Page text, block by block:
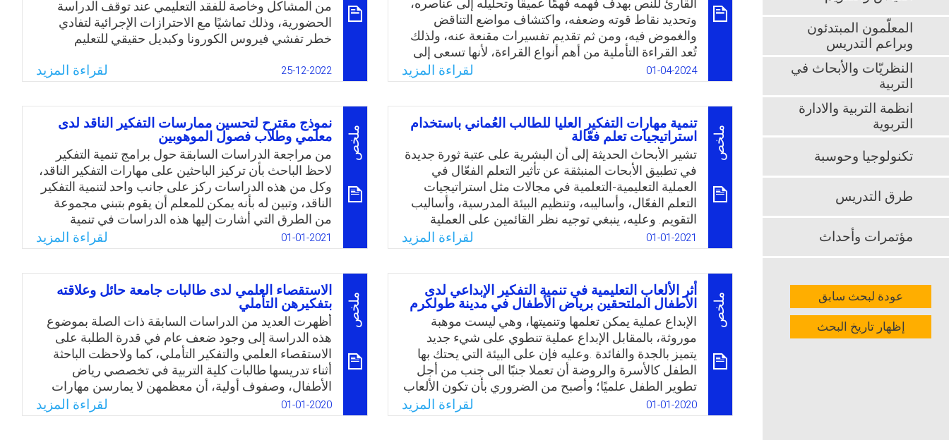
القارئ للنص بهدف فهمه فهمًا عميقًا وتحليله إلى عناصره،
وتحديد نقاط قوته وضعفه، واكتشاف مواضع التناقض
والغموض فيه، ومن ثم تقديم تفسيرات مقنعة عنه، ولذلك
تُعد القراءة التأملية من أهم أنواع القراءة، لأنها تسعى إلى
تنمية مهارات التفكير العليا، ولا تقتصر على المعاني
الصريحة للنص، ولكن تسعى للوصول إلى خفايا النص وما
وراء السطور.
WhatsApp
Facebook
Twitter
Email
01-04-2024 لقراءة المزيد
من المشاكل وخاصة للفقد التعليمي عند توقف الدراسة
الحضورية، وذلك تماشيًا مع الاحترازات الإجرائية لتفادي
خطر تفشي فيروس الكورونا وكبديل حقيقي للتعليم
تربط بين المعارف النظرية والتطبيقات العملية، واستخدام
وسائل التكنولوجيا تمنح القدرة في تنمية مهارات التفكير
العليا وتقريب المفاهيم الرمزية المجردة لاذهان الطلبة مما
يسهم في جودة المخرجات التعليمية. وعليه، تعتبر اتجاهات
الطلبة نحو التعليم الإلكتروني واختباراته في غاية الأهمية،
ويُعد قياسها مؤشرًا مهمًا للتحصيل الدراسي، ولذلك سعت
الدراسة الحالية إلى بناء مقياس اتجاهات الطلبة نحو
الإختبارات الإلكترونية بجامعة أم القرى.
WhatsApp
Facebook
Twitter
Email
25-12-2022 لقراءة المزيد
ملخص
تنمية مهارات التفكير العليا للطالب العُماني باستخدام
استراتيجيات تعلم فعّالة
تشير الأبحاث الحديثة إلى أن البشرية على عتبة ثورة جديدة
في تطبيق الأبحات المنبثقة عن تأثير التعلم الفعّال في
العملية التعليمية-التعلمية في مجالات مثل استراتيجيات
التعلم الفعًال، وأساليبه، وتنظيم البيئة المدرسية، وأساليب
التقويم. وعليه، ينبغي توجيه نظر القائمين على العملية
التعليمية بالاهتمام باستراتيجيات التعلم الفعًال لما لها من أثر
على مهارات التفكير العليا والتي تتمثل بكل من تحديد
السبب الرئيس للمشكلة، والتنبؤ بالفرضيات، وتحليل
الإجراءات الخطأ، وتقييم النقاش، والتوصل للاستنتاج
المناسب، وتقديم التفسير المنطقي. وعليه، هنالك أهمية
لإعادة صياغة وتعليم المقررات الدراسية وخاصة في كليات
التربية وتطويرها، لتقديم خريجين قادرين على التدريس
وفق استراتيجيات التعلم الفعّالة.
WhatsApp
Facebook
Twitter
Email
01-01-2021 لقراءة المزيد
ملخص
نموذج مقترح لتحسين ممارسات التفكير الناقد لدى
معلمي وطلاب فصول الموهوبين
من مراجعة الدراسات السابقة حول برامج تنمية التفكير
لاحظ الباحث بأن تركيز الباحثين على مهارات التفكير الناقد،
وكل من هذه الدراسات ركز على جانب واحد لتنمية التفكير
الناقد، وتبين له بأنه يمكن للمعلم أن يقوم بتبني مجموعة
من الطرق التي أشارت إليها هذه الدراسات في تنمية
التفكير الناقد بشرط إعداده وتحسين مهاراته، لذلك
فالتركيز على المعلم وتحسين مهاراته سيعمل على تلبية ما
توصلت إليه الدراسات السابقة، وعلى حد علمه فإن هذه
الدراسات لم تتطرق للتفكير الناقد لدى فئة معلمي وطلاب
فصول الموهوبين، لذلك تم التركيز بهذه الدراسة على تقديم
نموذج مقترح لتحسين ممارسات التفكير الناقد لدى معلمي
وطلاب فصول الموهوبين.
WhatsApp
Facebook
Twitter
Email
01-01-2021 لقراءة المزيد
ملخص
أثر الألعاب التعليمية في تنمية التفكير الإبداعي لدى
الأطفال الملتحقين برياض الأطفال في مدينة طولكرم
الإبداع عملية يمكن تعلمها وتنميتها، وهي ليست موهبة
موروثة، بالمقابل الإبداع عملية تنطوي على شيء جديد
يتميز بالجدة والفائدة .وعليه فإن على البيئة التي يحتك بها
الطفل كالأسرة والروضة أن تعملا جنبًا الى جنب من أجل
تطوير الطفل علميًا؛ وأصبح من الضروري بأن تكون الألعاب
التعليمية أداة حاضرة بقوة في العملية التعليمية، لما لها من
أهمية في حياة الطفل وأثرها بتنمية الجوانب المختلفة من
شخصيته وخاصة التفكير الإبداعي، وذلك من خلال توظيفه
01-01-2020 لقراءة المزيد
ملخص
الاستقصاء العلمي لدى طالبات جامعة حائل وعلاقته
بتفكيرهن التأملي
أظهرت العديد من الدراسات السابقة ذات الصلة بموضوع
هذه الدراسة إلى وجود ضعف عام في قدرة الطلبة على
الاستقصاء العلمي والتفكير التأملي، كما ولاحظت الباحثة
أثناء تدريسها طالبات كلية التربية في تخصصي رياض
الأطفال، وصفوف أولية، أن معظمهن لا يمارسن مهارات
الاستقصاء العلمي في التعلم، بل يحاولن اللجوء إلى الحفظ
الآلي للمعلومات العلمية، ولهذا نبعت فكرة القيام بهذه
الدراسة للتعرف على مستوى مهارات الاستقصاء العلمي
01-01-2020 لقراءة المزيد
المعلّمون المبتدئون
وبراعم التدريس
النظريّات والأبحاث في
التربية
انظمة التربية والادارة
التربوية
تكنولوجيا وحوسبة
طرق التدريس
مؤتمرات وأحداث
عودة لبحث سابق
إظهار تاريخ البحث